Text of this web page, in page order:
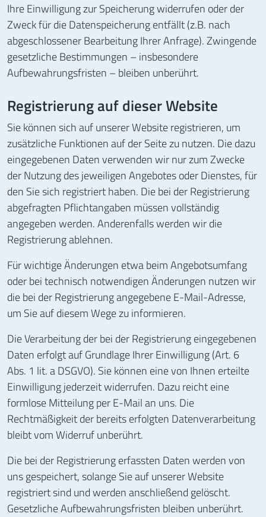
Ihre Einwilligung zur Speicherung widerrufen oder der
Zweck für die Datenspeicherung entfällt (z.B. nach
abgeschlossener Bearbeitung Ihrer Anfrage). Zwingende
gesetzliche Bestimmungen – insbesondere
Aufbewahrungsfristen – bleiben unberührt.
Registrierung auf dieser Website
Sie können sich auf unserer Website registrieren, um
zusätzliche Funktionen auf der Seite zu nutzen. Die dazu
eingegebenen Daten verwenden wir nur zum Zwecke
der Nutzung des jeweiligen Angebotes oder Dienstes, für
den Sie sich registriert haben. Die bei der Registrierung
abgefragten Pflichtangaben müssen vollständig
angegeben werden. Anderenfalls werden wir die
Registrierung ablehnen.
Für wichtige Änderungen etwa beim Angebotsumfang
oder bei technisch notwendigen Änderungen nutzen wir
die bei der Registrierung angegebene E-Mail-Adresse,
um Sie auf diesem Wege zu informieren.
Die Verarbeitung der bei der Registrierung eingegebenen
Daten erfolgt auf Grundlage Ihrer Einwilligung (Art. 6
Abs. 1 lit. a DSGVO). Sie können eine von Ihnen erteilte
Einwilligung jederzeit widerrufen. Dazu reicht eine
formlose Mitteilung per E-Mail an uns. Die
Rechtmäßigkeit der bereits erfolgten Datenverarbeitung
bleibt vom Widerruf unberührt.
Die bei der Registrierung erfassten Daten werden von
uns gespeichert, solange Sie auf unserer Website
registriert sind und werden anschließend gelöscht.
Gesetzliche Aufbewahrungsfristen bleiben unberührt.